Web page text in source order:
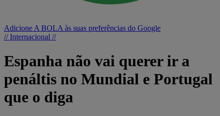
Adicione A BOLA às suas preferências do Google
// Internacional //
Espanha não vai querer ir a
penáltis no Mundial e Portugal
que o diga